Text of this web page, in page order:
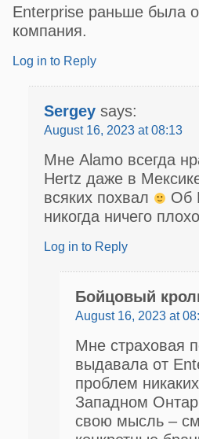
Enterprise раньше была
компания.
Log in to Reply
Sergey says:
August 16, 2023 at 08:13
Мне Alamo всегда
Hertz даже в
всяких похвал
Об
никогда ничего
Log in to Reply
Бойцовый
August 16, 2023 at
Мне страховая
выдавала от
проблем
Западном
свою мысль –